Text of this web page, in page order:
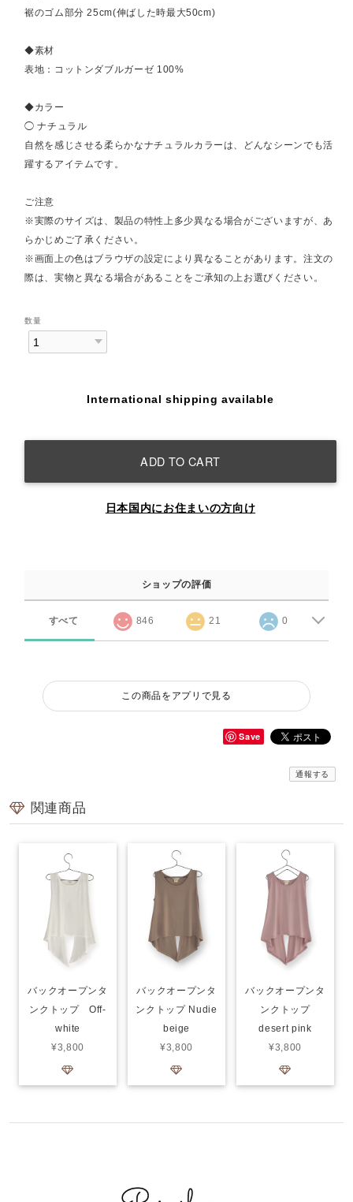
裾のゴム部分 25cm(伸ばした時最大50cm)
◆素材
表地：コットンダブルガーゼ 100%
◆カラー
◯ ナチュラル
自然を感じさせる柔らかなナチュラルカラーは、どんなシーンでも活
躍するアイテムです。
ご注意
※実際のサイズは、製品の特性上多少異なる場合がございますが、あ
らかじめご了承ください。
※画面上の色はブラウザの設定により異なることがあります。注文の
際は、実物と異なる場合があることをご承知の上お選びください。
数量
International shipping available
ADD TO CART
日本国内にお住まいの方向け
ショップの評価
すべて 846 21 0
この商品をアプリで見る
Save
通報する
関連商品
バックオープンタ
ンクトップ Off-
white
¥3,800
バックオープンタ
ンクトップ Nudie
beige
¥3,800
バックオープンタ
ンクトップ
desert pink
¥3,800